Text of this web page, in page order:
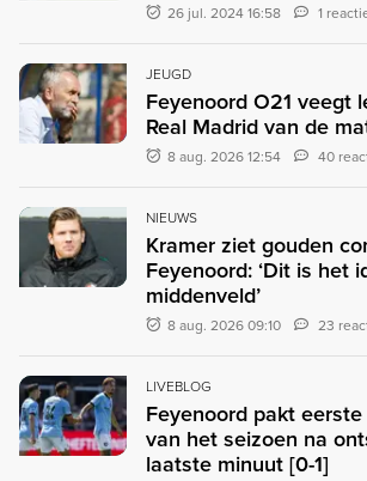
26 jul. 2024 16:58 1
JEUGD
Feyenoord O21 veegt
Real Madrid van de
8 aug. 2026 12:54 40
NIEUWS
Kramer ziet gouden
Feyenoord: ‘Dit is het
middenveld’
8 aug. 2026 09:10 23
LIVEBLOG
Feyenoord pakt
van het seizoen na
laatste minuut [0-1]